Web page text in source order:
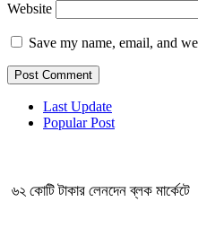
Website
Save my name, email, and
Last Update
Popular Post
৬২ কোটি টাকার লেনদেন ব্লক মার্কেটে